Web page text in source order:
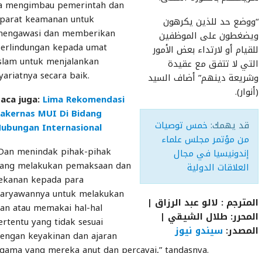
“ووضع حد للذين يكرهون
ويضغطون على الموظفين
للقيام أو لارتداء بعض الأمور
التي لا تتفق مع عقيدة
وشريعة دينهم” أضاف السيد
(أنوار).
قد يهمك: خمس توصيات
من مؤتمر مجلس علماء
إندونيسيا في مجال
العلاقات الدولية
المترجم : لالو عبد الرزاق |
المحرر: طلال الشيقي |
المصدر: سيندو نيوز
mengimbau pemerintah dan
keamanan untuk
dan memberikan
kepada umat
untuk menjalankan
secara baik.
juga: Lima Rekomendasi
MUI Di Bidang
Internasional
menindak pihak-pihak
melakukan pemaksaan dan
kepada para
untuk melakukan
atau memakai hal-hal
yang tidak sesuai
keyakinan dan ajaran